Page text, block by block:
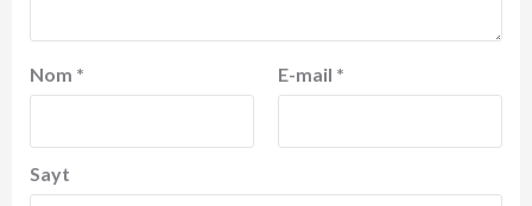
Nom * E-mail *
Sayt